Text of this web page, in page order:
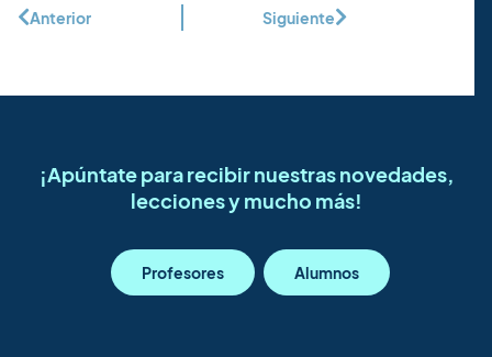
Anterior Siguiente
¡Apúntate para recibir nuestras novedades,
lecciones y mucho más!
Profesores Alumnos